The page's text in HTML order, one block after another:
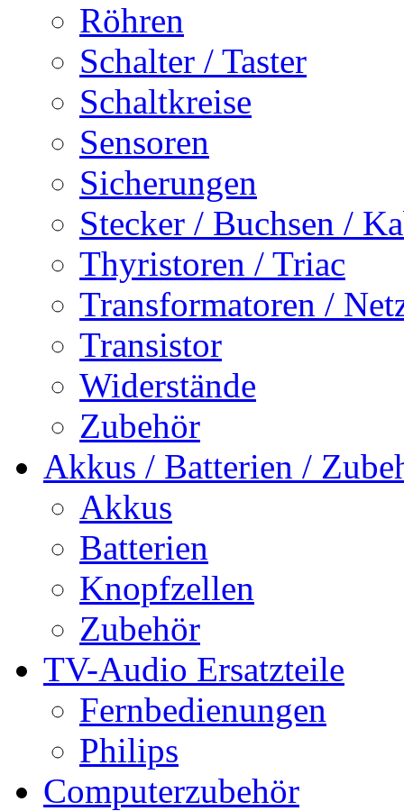
Röhren
Schalter / Taster
Schaltkreise
Sensoren
Sicherungen
Stecker / Buchsen /
Thyristoren / Triac
Transformatoren /
Transistor
Widerstände
Zubehör
Akkus / Batterien /
Akkus
Batterien
Knopfzellen
Zubehör
TV-Audio Ersatzteile
Fernbedienungen
Philips
Computerzubehör